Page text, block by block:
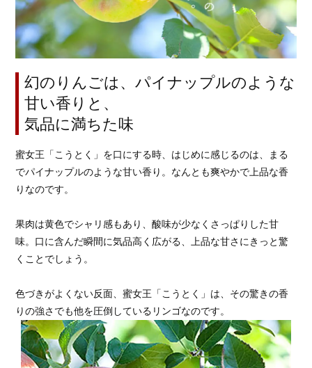
幻のりんごは、パイナップルのような
甘い香りと、
気品に満ちた味
蜜女王「こうとく」を口にする時、はじめに感じるのは、まる
でパイナップルのような甘い香り。なんとも爽やかで上品な香
りなのです。
果肉は黄色でシャリ感もあり、酸味が少なくさっぱりした甘
味。口に含んだ瞬間に気品高く広がる、上品な甘さにきっと驚
くことでしょう。
色づきがよくない反面、蜜女王「こうとく」は、その驚きの香
りの強さでも他を圧倒しているリンゴなのです。